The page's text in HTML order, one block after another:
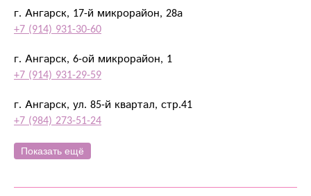
г. Ангарск, 17-й микрорайон, 28а
+7 (914) 931-30-60
г. Ангарск, 6-ой микрорайон, 1
+7 (914) 931-29-59
г. Ангарск, ул. 85-й квартал, стр.41
+7 (984) 273-51-24
Показать ещё